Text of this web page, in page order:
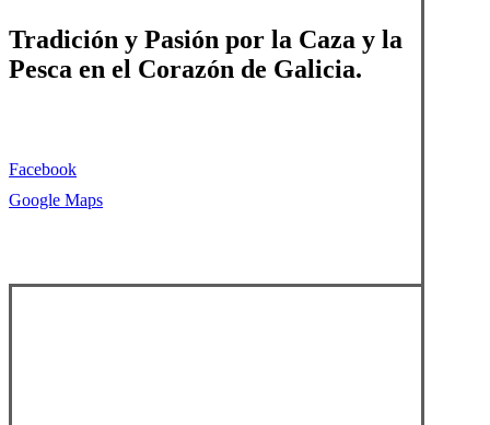
Tradición y Pasión por la Caza y la
Pesca en el Corazón de Galicia.
Facebook
Google Maps